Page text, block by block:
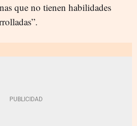
que no tienen habilidades